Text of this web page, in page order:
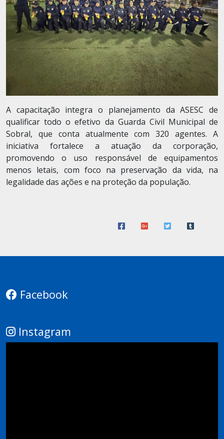
A capacitação integra o planejamento da ASESC de
qualificar todo o efetivo da Guarda Civil Municipal de
Sobral, que conta atualmente com 320 agentes. A
iniciativa fortalece a atuação da corporação,
promovendo o uso responsável de equipamentos
menos letais, com foco na preservação da vida, na
legalidade das ações e na proteção da população.
Facebook
Instagram